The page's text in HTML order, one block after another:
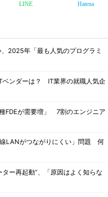
LINE Hatena
2025年「最も人気のプログラミ
ベンダーは？ IT業界の就職人気企
FDEが需要増」 7割のエンジニア
LANがつながりにくい」問題 何
ー再起動”、「原因はよく知らな